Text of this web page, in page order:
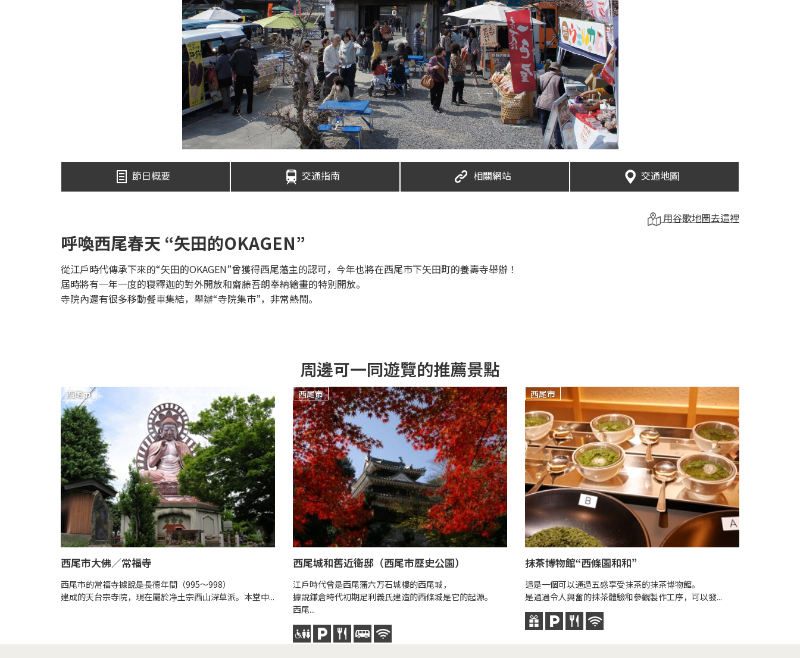
節日概要 交通指南 相關網站 交通地圖
用谷歌地圖去這裡
呼喚西尾春天 “矢田的OKAGEN”
從江戶時代傳承下來的“矢田的OKAGEN”曾獲得西尾藩主的認可，今年也將在西尾市下矢田町的養壽寺舉辦！
屆時將有一年一度的寝釋迦的對外開放和齋藤吾朗奉納繪畫的特别開放。
寺院內還有很多移動餐車集結，舉辦“寺院集市”，非常熱鬧。
周邊可一同遊覽的推薦景點
西尾市
西尾市大佛／常福寺
西尾市的常福寺據說是長德年間（995～998）
建成的天台宗寺院，現在屬於净土宗西山深草派。本堂中...
西尾市
西尾城和舊近衛邸（西尾市歷史公園）
江戶時代曾是西尾藩六万石城樓的西尾城，
據說鎌倉時代初期足利義氏建造的西條城是它的起源。
西尾...
西尾市
抹茶博物館“西條園和和”
這是一個可以通過五感享受抹茶的抹茶博物館。
是通過令人興奮的抹茶體驗和參觀製作工序，可以發...